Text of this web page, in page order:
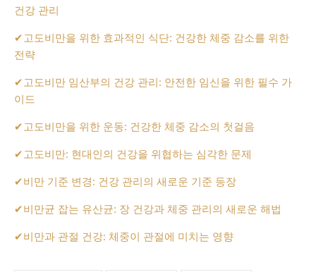
건강 관리
✔고도비만을 위한 효과적인 식단: 건강한 체중 감소를 위한
전략
✔고도비만 임산부의 건강 관리: 안전한 임신을 위한 필수 가
이드
✔고도비만을 위한 운동: 건강한 체중 감소의 첫걸음
✔고도비만: 현대인의 건강을 위협하는 심각한 문제
✔비만 기준 변경: 건강 관리의 새로운 기준 등장
✔비만균 잡는 유산균: 장 건강과 체중 관리의 새로운 해법
✔비만과 관절 건강: 체중이 관절에 미치는 영향